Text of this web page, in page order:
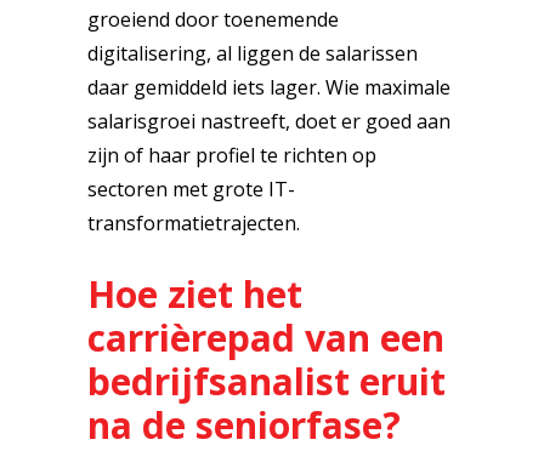
groeiend door toenemende
digitalisering, al liggen de salarissen
daar gemiddeld iets lager. Wie maximale
salarisgroei nastreeft, doet er goed aan
zijn of haar profiel te richten op
sectoren met grote IT-
transformatietrajecten.
Hoe ziet het
carrièrepad van een
bedrijfsanalist eruit
na de seniorfase?